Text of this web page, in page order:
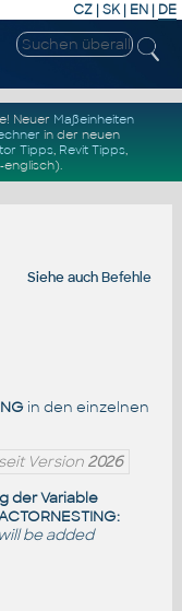
CZ | SK| EN | DE
Neuer Maßeinheiten
in der neuen
Tipps, Revit Tipps,
Siehe auchBefehle
in den einzelnen
Version 2026
der Variable
be added